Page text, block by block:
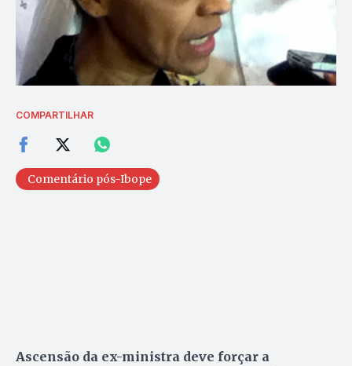
COMPARTILHAR
Comentário pós-Ibope
Ascensão da ex-ministra deve forçar a